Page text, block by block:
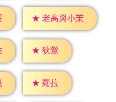
★ 老高與小茉
★ 狄鶯
★ 蘿拉